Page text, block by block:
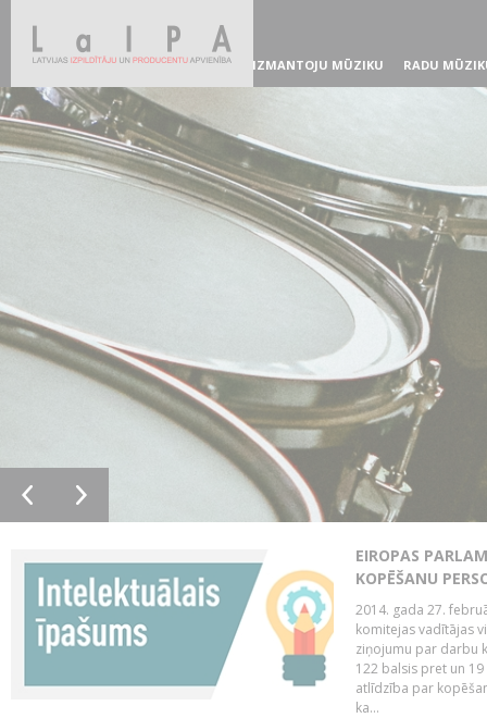
IZMANTOJU MŪZIKU RADU
EIROPAS
KOPĒŠANU
2014. gada 27.
komitejas vadītājas
ziņojumu par darbu
122 balsis pret un
atlīdzība par
ka...